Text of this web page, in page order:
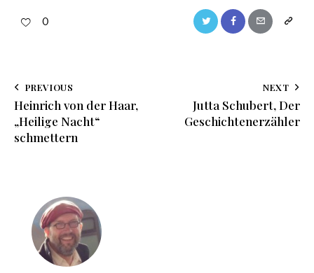
0
PREVIOUS
Heinrich von der Haar,
„Heilige Nacht“
schmettern
NEXT
Jutta Schubert, Der
Geschichtenerzähler